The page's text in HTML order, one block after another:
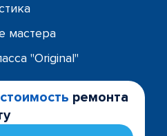
мастера
"Original"
ремонта